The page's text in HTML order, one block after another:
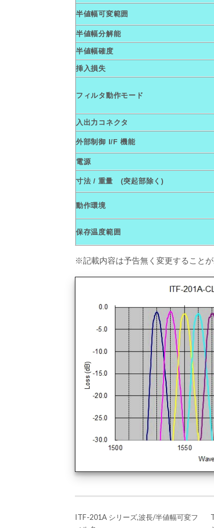
半値幅可変範囲
半値幅分解能
半値幅確度
挿入損失
フィルタ動作モード
入出力コネクタ
外部制御 I/F 機能
電源
寸法 / 重量 (突起部除く)
動作環境
保存温度範囲
※記載内容は予告無く変更することが
ITF-201A シリーズ,波長/半値幅可変フ